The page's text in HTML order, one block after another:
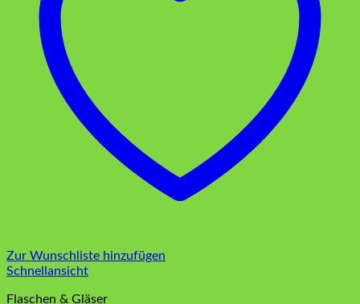
Zur Wunschliste hinzufügen
Schnellansicht
Flaschen & Gläser